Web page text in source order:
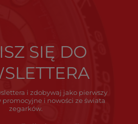
SIĘ DO
i zdobywaj jako pierwszy
i nowości ze świata
zegarków.